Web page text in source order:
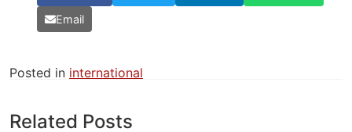
Email
Posted in international
Related Posts